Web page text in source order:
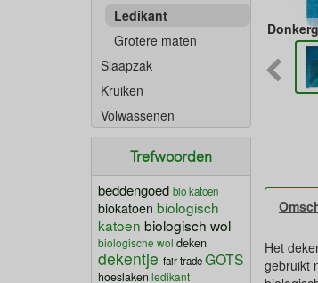
Ledikant
Grotere maten
Slaapzak
Kruiken
Volwassenen
Trefwoorden
beddengoed bio katoen
biokatoen biologisch
katoen biologisch wol
biologische wol deken
dekentje fair tradeGOTS
hoeslaken ledikant
Het
gebruikt